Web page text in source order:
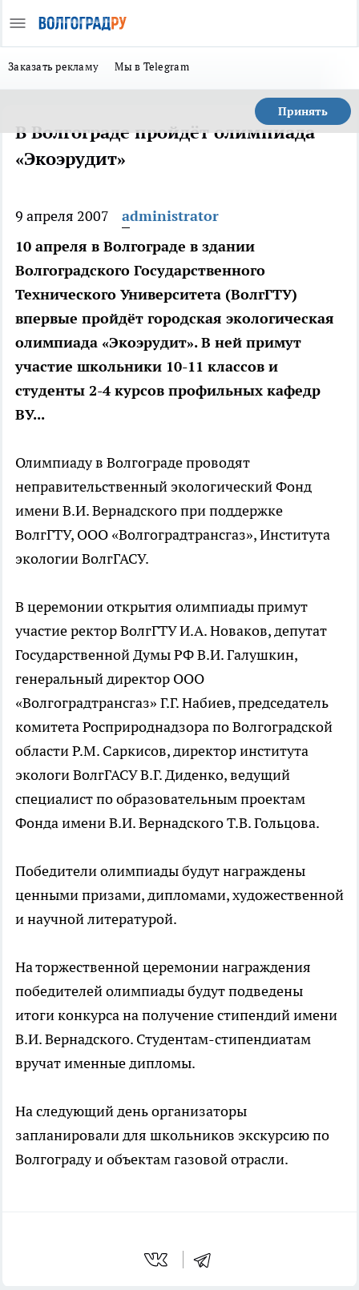
Заказать рекламу Мы в Telegram
Принять
В Волгограде пройдёт олимпиада
«Экоэрудит»
9 апреля 2007
administrator
10 апреля в Волгограде в здании
Волгоградского Государственного
Технического Университета (ВолгГТУ)
впервые пройдёт городская экологическая
олимпиада «Экоэрудит». В ней примут
участие школьники 10-11 классов и
студенты 2-4 курсов профильных кафедр
ВУ...
Олимпиаду в Волгограде проводят
неправительственный экологический Фонд
имени В.И. Вернадского при поддержке
ВолгГТУ, ООО «Волгоградтрансгаз», Института
экологии ВолгГАСУ.
В церемонии открытия олимпиады примут
участие ректор ВолгГТУ И.А. Новаков, депутат
Государственной Думы РФ В.И. Галушкин,
генеральный директор ООО
«Волгоградтрансгаз» Г.Г. Набиев, председатель
комитета Росприроднадзора по Волгоградской
области Р.М. Саркисов, директор института
экологи ВолгГАСУ В.Г. Диденко, ведущий
специалист по образовательным проектам
Фонда имени В.И. Вернадского Т.В. Гольцова.
Победители олимпиады будут награждены
ценными призами, дипломами, художественной
и научной литературой.
На торжественной церемонии награждения
победителей олимпиады будут подведены
итоги конкурса на получение стипендий имени
В.И. Вернадского. Студентам-стипендиатам
вручат именные дипломы.
На следующий день организаторы
запланировали для школьников экскурсию по
Волгограду и объектам газовой отрасли.